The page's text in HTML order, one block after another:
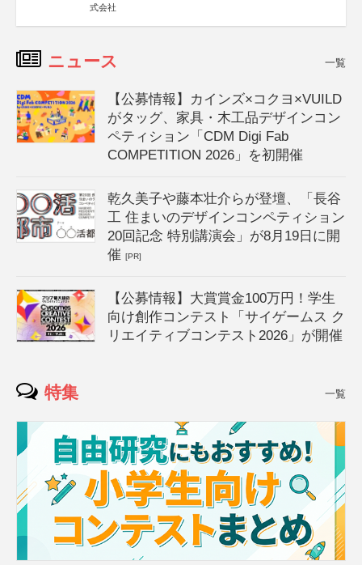
式会社
ニュース 一覧
【公募情報】カインズ×コクヨ×VUILD
がタッグ、家具・木工品デザインコン
ペティション「CDM Digi Fab
COMPETITION 2026」を初開催
乾久美子や藤本壮介らが登壇、「長谷
工 住まいのデザインコンペティション
20回記念 特別講演会」が8月19日に開
催[PR]
【公募情報】大賞賞金100万円！学生
向け創作コンテスト「サイゲームス ク
リエイティブコンテスト2026」が開催
特集 一覧